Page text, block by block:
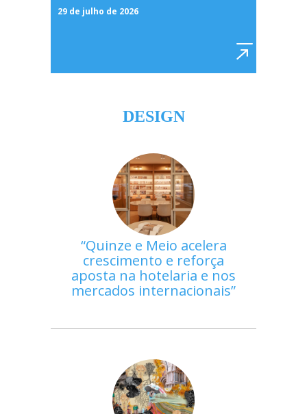
29 de julho de 2026
DESIGN
Quinze e Meio acelera
crescimento e reforça
aposta na hotelaria e nos
mercados internacionais